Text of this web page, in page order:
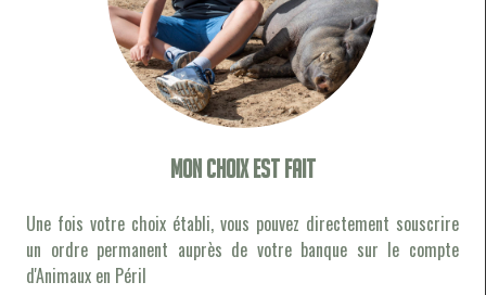
Mon choix est fait
Une fois votre choix établi, vous pouvez directement souscrire
un ordre permanent auprès de votre banque sur le compte
d'Animaux en Péril